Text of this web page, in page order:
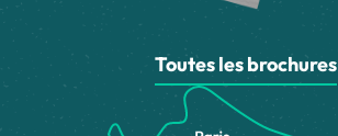
Toutes les brochures